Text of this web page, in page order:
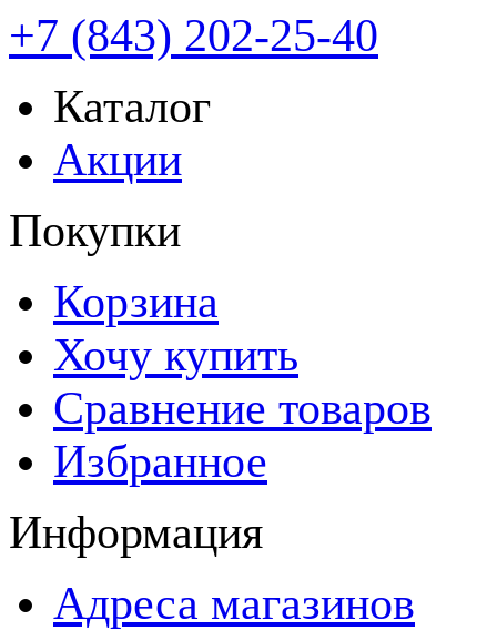
+7 (843) 202-25-40
Каталог
Акции
Покупки
Корзина
Хочу купить
Сравнение товаров
Избранное
Информация
Адреса магазинов